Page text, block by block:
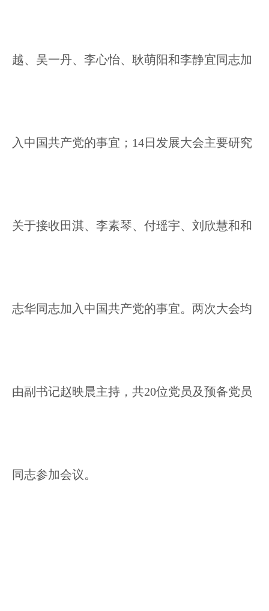
越、吴一丹、李心怡、耿萌阳和李静宜同志加
入中国共产党的事宜；14日发展大会主要研究
关于接收田淇、李素琴、付瑶宇、刘欣慧和和
志华同志加入中国共产党的事宜。两次大会均
由副书记赵映晨主持，共20位党员及预备党员
同志参加会议。